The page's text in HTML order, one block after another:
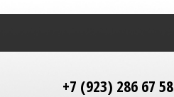
+7 (923) 286 67 58